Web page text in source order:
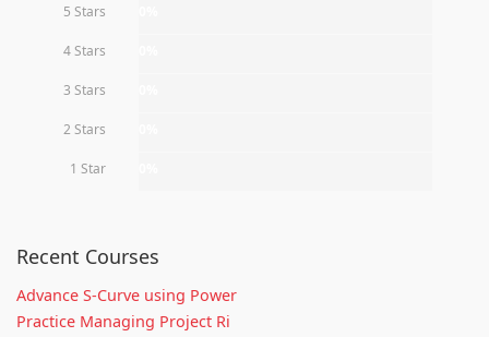
5 Stars
4 Stars
3 Stars
2 Stars
1 Star
Recent Courses
Advance S-Curve using Power
Practice Managing Project Ri